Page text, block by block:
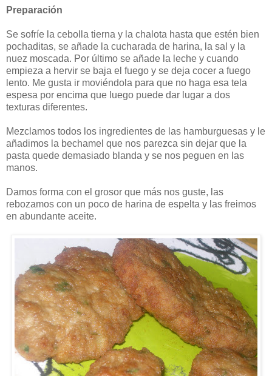
Preparación
Se sofríe la cebolla tierna y la chalota hasta que estén bien
pochaditas, se añade la cucharada de harina, la sal y la
nuez moscada. Por último se añade la leche y cuando
empieza a hervir se baja el fuego y se deja cocer a fuego
lento. Me gusta ir moviéndola para que no haga esa tela
espesa por encima que luego puede dar lugar a dos
texturas diferentes.
Mezclamos todos los ingredientes de las hamburguesas y le
añadimos la bechamel que nos parezca sin dejar que la
pasta quede demasiado blanda y se nos peguen en las
manos.
Damos forma con el grosor que más nos guste, las
rebozamos con un poco de harina de espelta y las freimos
en abundante aceite.